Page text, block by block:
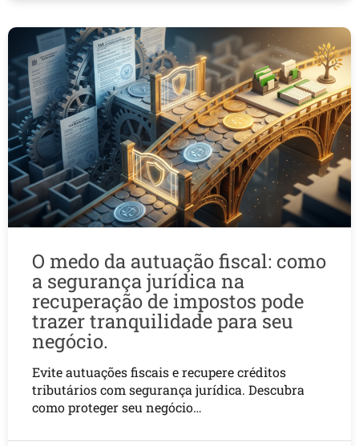
O medo da autuação fiscal: como
a segurança jurídica na
recuperação de impostos pode
trazer tranquilidade para seu
negócio.
Evite autuações fiscais e recupere créditos
tributários com segurança jurídica. Descubra
como proteger seu negócio…